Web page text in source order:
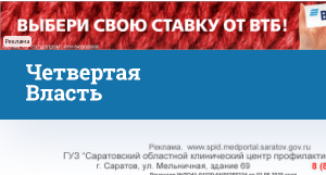
Реклама